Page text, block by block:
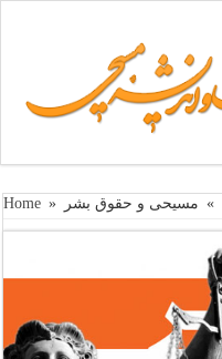
Home » » مسیحی و حقوق بشر